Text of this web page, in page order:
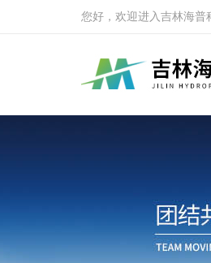
您好，欢迎进入吉林海普